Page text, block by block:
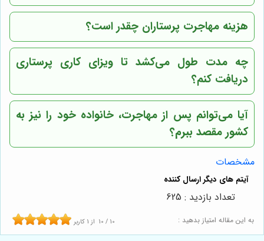
هزینه مهاجرت پرستاران چقدر است؟
چه مدت طول می‌کشد تا ویزای کاری پرستاری
دریافت کنم؟
آیا می‌توانم پس از مهاجرت، خانواده خود را نیز به
کشور مقصد ببرم؟
مشخصات
به این مقاله امتیاز بدهید : 10 / 10 از 1 کاربر
تعداد بازدید : 625